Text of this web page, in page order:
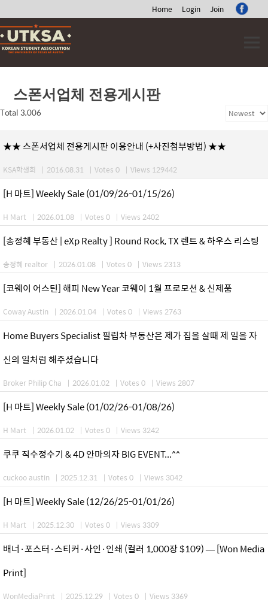
Home Login Join
Skip
to
content
스폰서업체 전용게시판
Total 3,006
★★ 스폰서업체 전용게시판 이용안내 (+사진첨부방법) ★★
KSA학생회 | 2016.08.31 | Votes 0 | Views 129442
[H 마트] Weekly Sale (01/09/26-01/15/26)
H Mart | 2026.01.08 | Votes 0 | Views 2402
[송정혜 부동산 | eXp Realty ] Round Rock, TX 렌트 & 하우스 리스팅
송정혜 realtor | 2026.01.08 | Votes 0 | Views 2313
[코웨이 어스틴] 해피 New Year 코웨이 1월 프로모션 & 신제품
Coway Austin | 2026.01.04 | Votes 0 | Views 2763
Home Buyers Specialist 필립차 부동산은 제가 집을 살때 제 일을 자
신의 일처럼 해주셨습니다
Broker Philip Cha | 2026.01.02 | Votes 0 | Views 2807
[H 마트] Weekly Sale (01/02/26-01/08/26)
H Mart | 2026.01.02 | Votes 0 | Views 3242
쿠쿠 직수정수기 & 4D 안마의자 BIG EVENT...^^
cuckoo austin | 2025.12.31 | Votes 0 | Views 3042
[H 마트] Weekly Sale (12/26/25-01/01/26)
H Mart | 2025.12.30 | Votes 0 | Views 3309
배너·포스터·스티커·사인·인쇄 (컬러 1,000장 $109) — [Won Media
Print]
WonMediaPrint | 2025.12.29 | Votes 0 | Views 3369